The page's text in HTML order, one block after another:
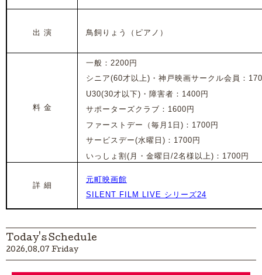
出 演 鳥飼りょう（ピアノ）
料 金
一般：2200円
シニア(60才以上)・神戸映画サークル会員：
U30(30才以下)・障害者：1400円
サポーターズクラブ：1600円
ファーストデー（毎月1日)：1700円
サービスデー(水曜日)：1700円
いっしょ割(月・金曜日/2名様以上)：1700円
詳 細
元町映画館
SILENT FILM LIVE シリーズ24
Today's Schedule
2026.08.07 Friday